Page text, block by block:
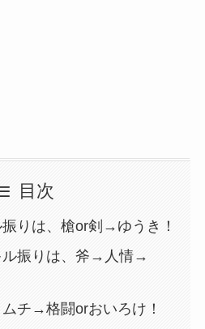
目次
りは、槍or剣→ゆうき！
ル振りは、斧→人情→
チ→格闘orおいろけ！